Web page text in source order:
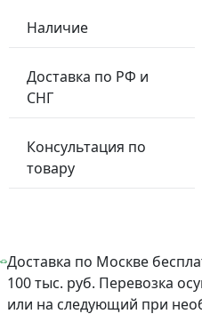
Наличие
Доставка по РФ и
СНГ
Консультация по
товару
Доставка по Москве
100 тыс. руб. Перевозка
или на следующий при